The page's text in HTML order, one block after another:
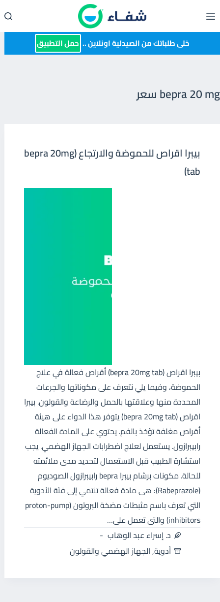
إلى
المحتوى خلى طلباتك من الصيدلية اونلاين .. حمل التطبيق
bepra 20 mg سعر
بيبرا اقراص للحموضة والارتجاع (bepra 20mg
tab)
بيبرا اقراص (bepra 20mg tab) أقراص فعالة في علاج
الحموضة، وفيما يلي نتعرف على مكوناتها والجرعات
المحددة منها وعلاقتها بالحمل والرضاعة والقولون. بيبرا
اقراص (bepra 20mg tab) يتوفر هذا الدواء على هيئة
أقراص مغلفة تؤخذ بالفم. يحتوي على المادة الفعالة
رابيبرازول. يستعمل لعلاج اضطرابات الجهاز الهضمي. يجب
استشارة الطبيب قبل الاستعمال لتحديد مدى ملائمته
للحالة. مكونات برشام بيبرا bepra رابيبرازول الصوديوم
(Rabeprazole): هى مادة فعالة تنتمي إلى فئة الأدوية
التي تعرف باسم مثبطات مضخة البروتون (proton-pump
inhibitors) والتى تعمل على…
د. إسراء عبد الوهاب
أدوية,الجهاز الهضمي والقولون